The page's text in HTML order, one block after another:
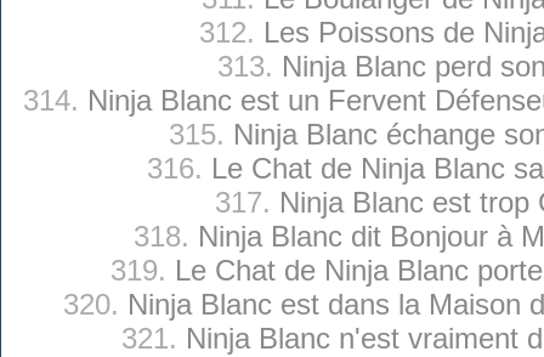
312. Les Poissons de
313. Ninja Blanc perd
314. Ninja Blanc est un Fervent
315. Ninja Blanc échange
316. Le Chat de Ninja Blanc
317. Ninja Blanc est trop
318. Ninja Blanc dit Bonjour à
319. Le Chat de Ninja Blanc
320. Ninja Blanc est dans la Maison
321. Ninja Blanc n'est vraiment